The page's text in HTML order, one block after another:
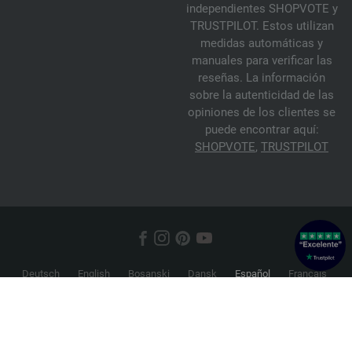
independientes SHOPVOTE y
TRUSTPILOT. Estos utilizan
medidas automáticas y
manuales para verificar las
reseñas. La información
sobre la autenticidad de las
opiniones de los clientes se
puede encontrar aquí:
SHOPVOTE, TRUSTPILOT
Deutsch English Bosanski Dansk Español
Français